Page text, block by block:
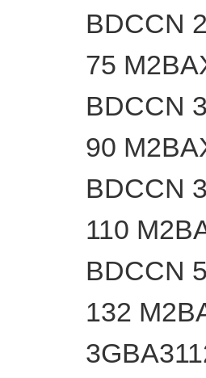
BDCCN
75
BDCCN
90
BDCCN
110
BDCCN
132